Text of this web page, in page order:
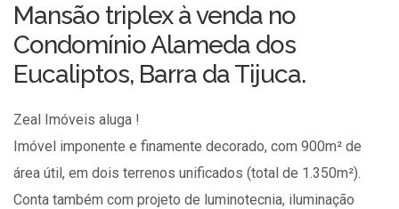
Mansão triplex à venda no
Condomínio Alameda dos
Eucaliptos, Barra da Tijuca.
Zeal Imóveis aluga !
Imóvel imponente e finamente decorado, com 900m² de
área útil, em dois terrenos unificados (total de 1.350m²).
Conta também com projeto de luminotecnia, iluminação